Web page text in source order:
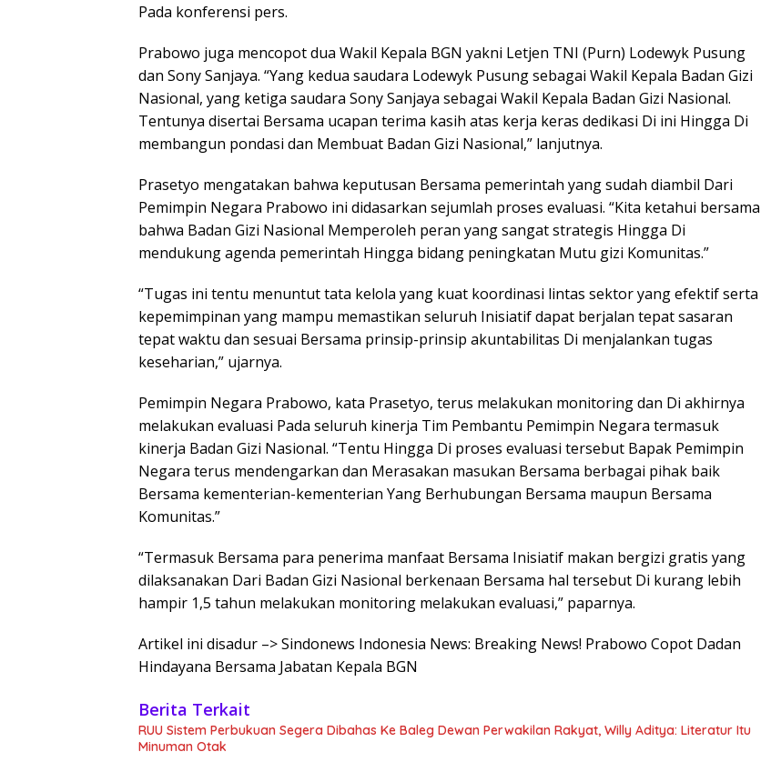
Pada konferensi pers.
Prabowo juga mencopot dua Wakil Kepala BGN yakni Letjen TNI (Purn) Lodewyk Pusung
dan Sony Sanjaya. “Yang kedua saudara Lodewyk Pusung sebagai Wakil Kepala Badan Gizi
Nasional, yang ketiga saudara Sony Sanjaya sebagai Wakil Kepala Badan Gizi Nasional.
Tentunya disertai Bersama ucapan terima kasih atas kerja keras dedikasi Di ini Hingga Di
membangun pondasi dan Membuat Badan Gizi Nasional,” lanjutnya.
Prasetyo mengatakan bahwa keputusan Bersama pemerintah yang sudah diambil Dari
Pemimpin Negara Prabowo ini didasarkan sejumlah proses evaluasi. “Kita ketahui bersama
bahwa Badan Gizi Nasional Memperoleh peran yang sangat strategis Hingga Di
mendukung agenda pemerintah Hingga bidang peningkatan Mutu gizi Komunitas.”
“Tugas ini tentu menuntut tata kelola yang kuat koordinasi lintas sektor yang efektif serta
kepemimpinan yang mampu memastikan seluruh Inisiatif dapat berjalan tepat sasaran
tepat waktu dan sesuai Bersama prinsip-prinsip akuntabilitas Di menjalankan tugas
keseharian,” ujarnya.
Pemimpin Negara Prabowo, kata Prasetyo, terus melakukan monitoring dan Di akhirnya
melakukan evaluasi Pada seluruh kinerja Tim Pembantu Pemimpin Negara termasuk
kinerja Badan Gizi Nasional. “Tentu Hingga Di proses evaluasi tersebut Bapak Pemimpin
Negara terus mendengarkan dan Merasakan masukan Bersama berbagai pihak baik
Bersama kementerian-kementerian Yang Berhubungan Bersama maupun Bersama
Komunitas.”
“Termasuk Bersama para penerima manfaat Bersama Inisiatif makan bergizi gratis yang
dilaksanakan Dari Badan Gizi Nasional berkenaan Bersama hal tersebut Di kurang lebih
hampir 1,5 tahun melakukan monitoring melakukan evaluasi,” paparnya.
Artikel ini disadur –> Sindonews Indonesia News: Breaking News! Prabowo Copot Dadan
Hindayana Bersama Jabatan Kepala BGN
Berita Terkait
RUU Sistem Perbukuan Segera Dibahas Ke Baleg Dewan Perwakilan Rakyat, Willy Aditya: Literatur Itu
Minuman Otak